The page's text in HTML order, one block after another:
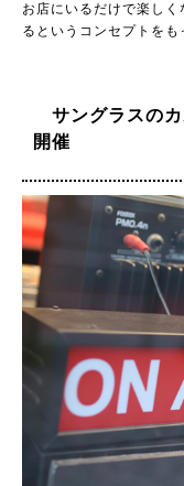
お店にいるだけで楽し
るというコンセプトをも
サングラスのカ
開催